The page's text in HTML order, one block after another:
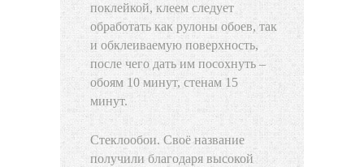
поклейкой, клеем следует
обработать как рулоны обоев, так
и обклеиваемую поверхность,
после чего дать им посохнуть –
обоям 10 минут, стенам 15
минут.
Стеклообои. Своё название
получили благодаря высокой